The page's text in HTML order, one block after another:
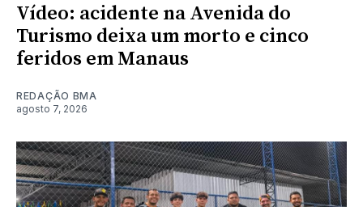
Vídeo: acidente na Avenida do
Turismo deixa um morto e cinco
feridos em Manaus
REDAÇÃO BMA
agosto 7, 2026